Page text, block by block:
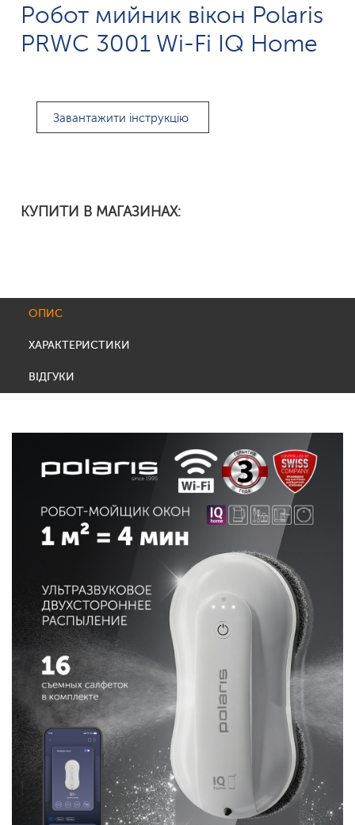
Робот мийник вікон Polaris
PRWC 3001 Wi-Fi IQ Home
Завантажити інструкцію
КУПИТИ В МАГАЗИНАХ:
ОПИС
ХАРАКТЕРИСТИКИ
ВІДГУКИ